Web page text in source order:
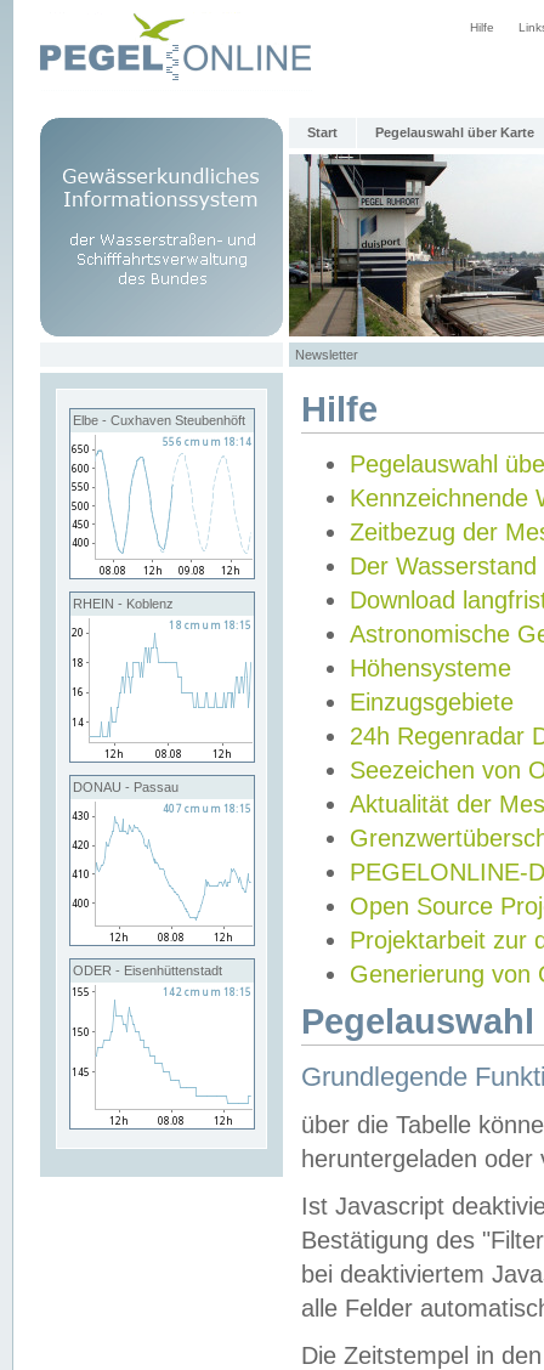
Hilfe
Start Pegelauswahl über Karte
Newsletter
Elbe - Cuxhaven Steubenhöft
RHEIN - Koblenz
DONAU - Passau
ODER - Eisenhüttenstadt
Hilfe
Pegelauswahl
Kennzeichnende
Zeitbezug der
Der Wasserstand
Download
Astronomische
Höhensysteme
Einzugsgebiete
24h Regenradar
Seezeichen von
Aktualität der
PEGELONLINE-
Open Source
Projektarbeit zur
Generierung von
Grundlegende
über die Tabelle
heruntergeladen oder
Ist Javascript
Bestätigung des
bei deaktiviertem
alle Felder
Die Zeitstempel in